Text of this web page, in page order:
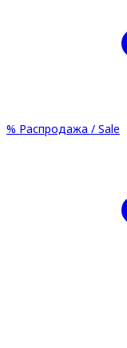
% Распродажа / Sale